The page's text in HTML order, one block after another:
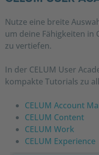
Nutze eine breite
um deine Fähigkeiten in
zu vertiefen.
In der CELUM User
kompakte Tutorials zu
CELUM Account
CELUM Content
CELUM Work
CELUM Experience